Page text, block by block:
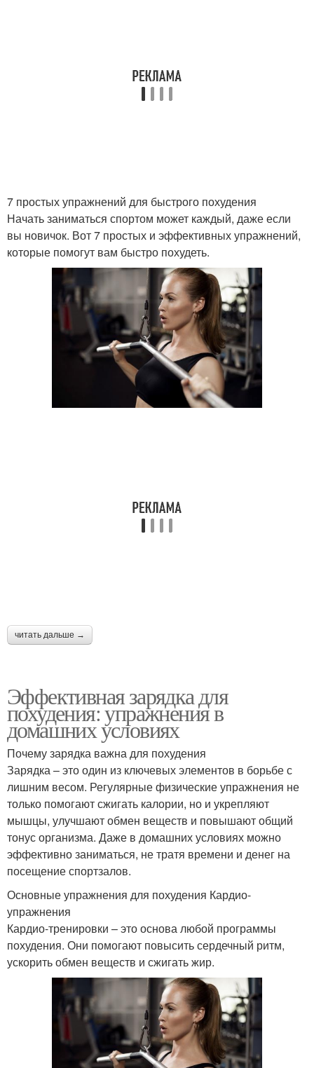
7 простых упражнений для быстрого похудения
Начать заниматься спортом может каждый, даже если
вы новичок. Вот 7 простых и эффективных упражнений,
которые помогут вам быстро похудеть.
читать дальше →
Эффективная зарядка для
похудения: упражнения в
домашних условиях
Почему зарядка важна для похудения
Зарядка – это один из ключевых элементов в борьбе с
лишним весом. Регулярные физические упражнения не
только помогают сжигать калории, но и укрепляют
мышцы, улучшают обмен веществ и повышают общий
тонус организма. Даже в домашних условиях можно
эффективно заниматься, не тратя времени и денег на
посещение спортзалов.
Основные упражнения для похудения Кардио-
упражнения
Кардио-тренировки – это основа любой программы
похудения. Они помогают повысить сердечный ритм,
ускорить обмен веществ и сжигать жир.